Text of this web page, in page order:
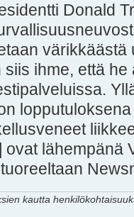
Donald
ihme, että
lähempänä
kautta